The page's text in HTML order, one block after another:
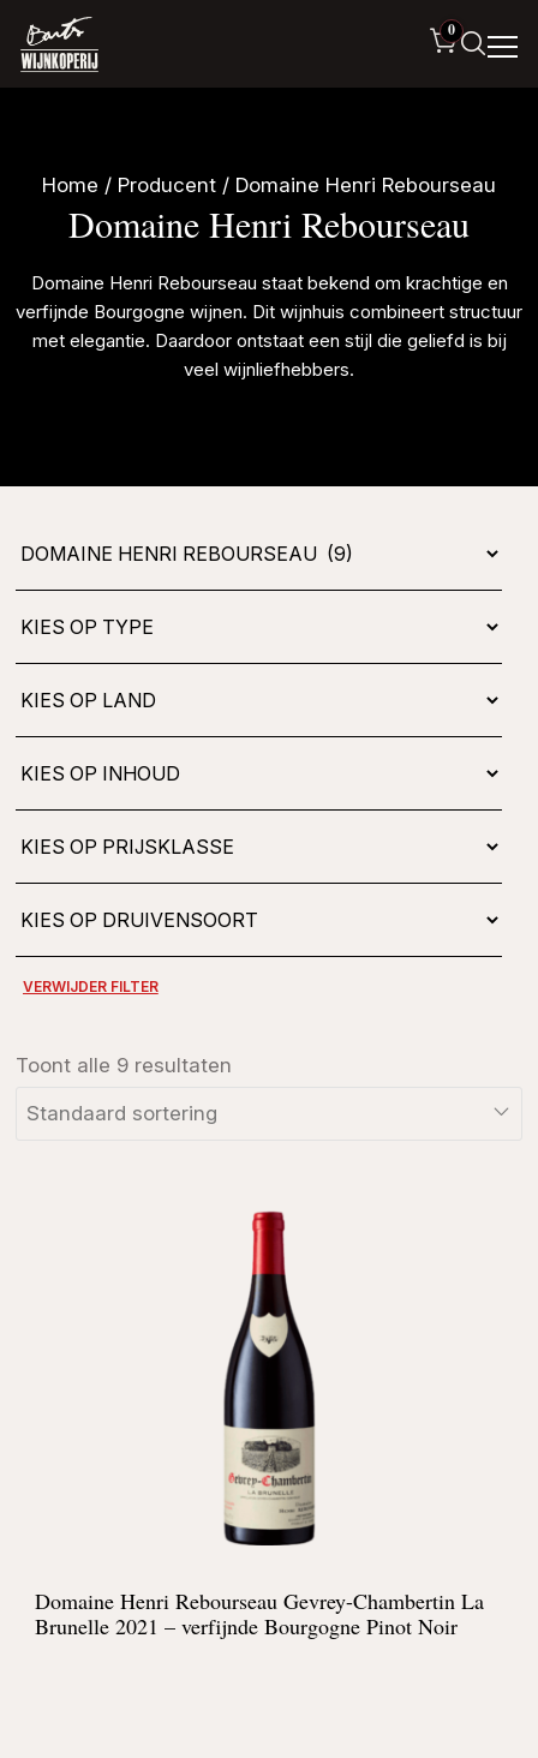
0
Home / Producent / Domaine Henri Rebourseau
Domaine Henri Rebourseau
Domaine Henri Rebourseau staat bekend om krachtige en
verfijnde Bourgogne wijnen. Dit wijnhuis combineert structuur
met elegantie. Daardoor ontstaat een stijl die geliefd is bij
veel wijnliefhebbers.
Kies
Toont alle 9 resultaten
Domaine Henri Rebourseau Gevrey-Chambertin La
Brunelle 2021 – verfijnde Bourgogne Pinot Noir